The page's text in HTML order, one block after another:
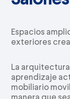
Espacios
exteriores
La
aprendizaje
mobiliario
manera que